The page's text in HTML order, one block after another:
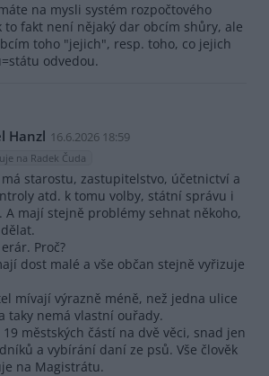
na mysli systém rozpočtového
to fakt není nějaký dar obcím shůry, ale
toho "jejich", resp. toho, co jejich
odvedou.
Hanzl 16.6.2026 18:59
na Radek Čuda
starostu, zastupitelstvo, účetnictví a
atd. k tomu volby, státní správu i
A mají stejně problémy sehnat někoho,
Proč?
dost malé a vše občan stejně vyřizuje
mívají výrazně méně, než jedna ulice
taky nemá vlastní ouřady.
městských částí na dvě věci, snad jen
a vybírání daní ze psů. Vše člověk
na Magistrátu.